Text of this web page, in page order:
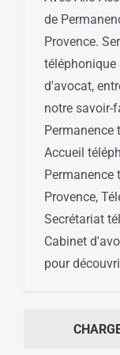
de
Provence.
téléphonique
d'avocat,
notre savoir-
Permanence
Accueil
Permanence
Provence,
Secrétariat
Cabinet
pour